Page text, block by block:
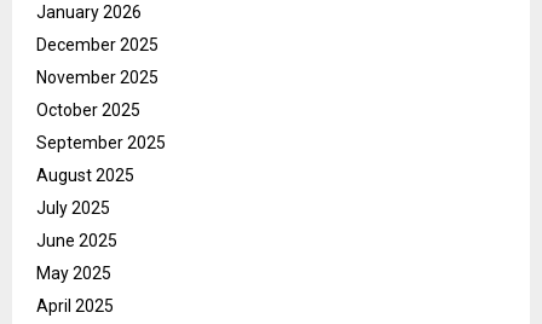
January 2026
December 2025
November 2025
October 2025
September 2025
August 2025
July 2025
June 2025
May 2025
April 2025